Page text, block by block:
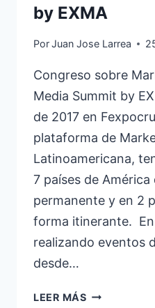
by EXMA
PorJuan Jose Larrea
Congreso sobre
Media Summit by
de 2017 en
plataforma de
Latinoamericana,
7 países de América
permanente y en 2
forma itinerante.
realizando eventos
desde…
LEER MÁSBOLIVIA